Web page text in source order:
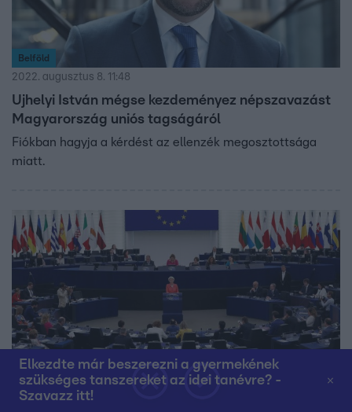
Elkezdte már beszerezni a gyermekének
szükséges tanszereket az idei tanévre? -
Szavazz itt!
Belföld
2022. augusztus 8. 11:48
Ujhelyi István mégse kezdeményez népszavazást
Magyarország uniós tagságáról
Fiókban hagyja a kérdést az ellenzék megosztottsága
miatt.
Belföld